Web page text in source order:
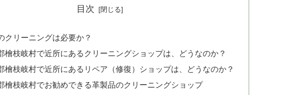
目次
クリーニングは必要か？
檜枝岐村で近所にあるクリーニングショップは、どうなのか？
檜枝岐村で近所にあるリペア（修復）ショップは、どうなのか？
檜枝岐村でお勧めできる革製品のクリーニングショップ